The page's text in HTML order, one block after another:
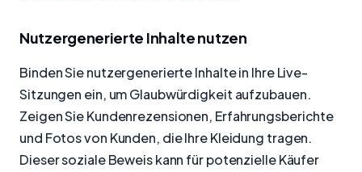
Nutzergenerierte Inhalte nutzen
Binden Sie nutzergenerierte Inhalte in Ihre Live-
Sitzungen ein, um Glaubwürdigkeit aufzubauen.
Zeigen Sie Kundenrezensionen, Erfahrungsberichte
und Fotos von Kunden, die Ihre Kleidung tragen.
Dieser soziale Beweis kann für potenzielle Käufer